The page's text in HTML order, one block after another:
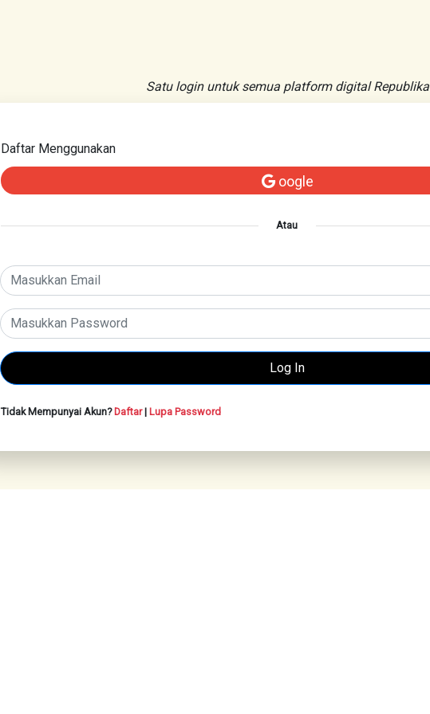
Satu login untuk semua platform digital Republika
Daftar Menggunakan
oogle
Atau
Tidak Mempunyai Akun?Daftar| Lupa Password